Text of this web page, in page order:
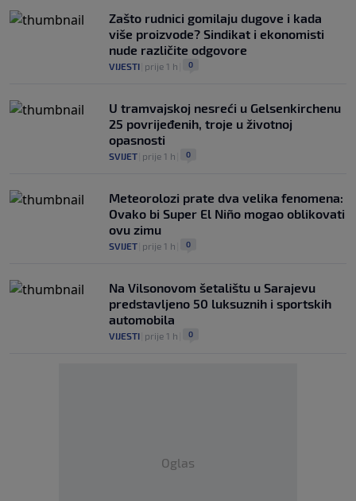
Zašto rudnici gomilaju dugove i kada
više proizvode? Sindikat i ekonomisti
nude različite odgovore
VIJESTI prije 1 h 0
U tramvajskoj nesreći u Gelsenkirchenu
25 povrijeđenih, troje u životnoj
opasnosti
SVIJET prije 1 h 0
Meteorolozi prate dva velika fenomena:
Ovako bi Super El Niño mogao oblikovati
ovu zimu
SVIJET prije 1 h 0
Na Vilsonovom šetalištu u Sarajevu
predstavljeno 50 luksuznih i sportskih
automobila
VIJESTI prije 1 h 0
Oglas